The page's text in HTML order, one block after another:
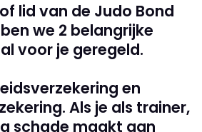
lid van de Judo Bond
we 2 belangrijke
voor je geregeld.
en
Als je als trainer,
schade maakt aan